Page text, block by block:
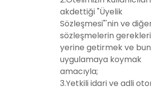
akdettiği "Üyelik
Sözleşmesi"'nin ve
sözleşmelerin
yerine getirmek ve
uygulamaya koymak
amacıyla;
3.Yetkili idari ve adli